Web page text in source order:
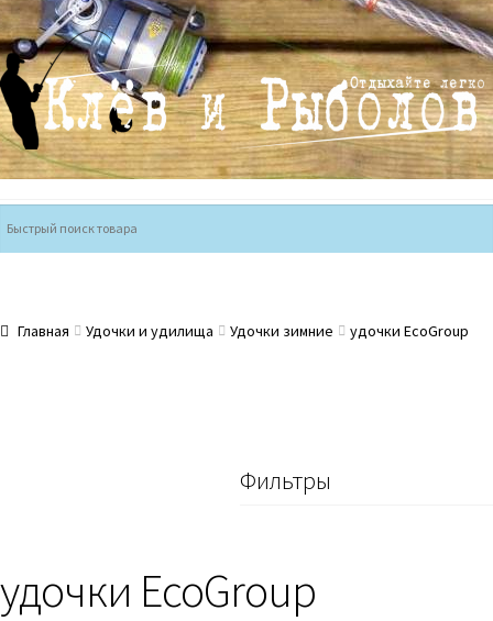
Перейти
к
навигации
Перейти
к
содержимому
Главная Удочки и удилища Удочки зимние удочки EcoGroup
Фильтры
удочки EcoGroup